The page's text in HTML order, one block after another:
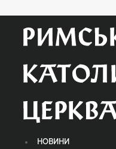
НОВИНИ